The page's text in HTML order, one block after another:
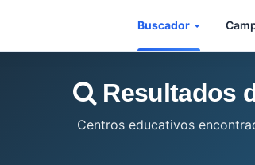
Buscador
Resultados
Centros educativos